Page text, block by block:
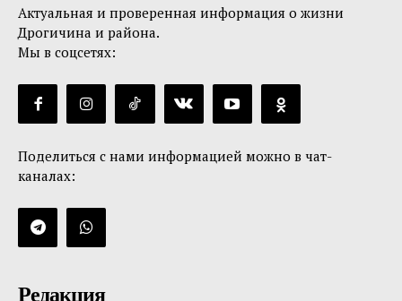
Актуальная и проверенная информация о жизни
Дрогичина и района.
Мы в соцсетях:
Поделиться с нами информацией можно в чат-
каналах:
Редакция